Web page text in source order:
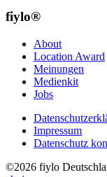
fiylo®
About
Location Award
Meinungen
Medienkit
Jobs
Impressum
Datenschutz
©2026 fiylo